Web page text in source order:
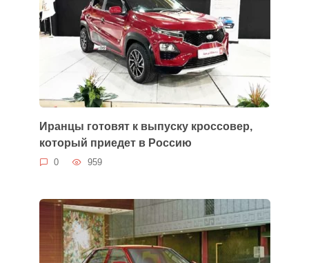
Иранцы готовят к выпуску кроссовер,
который приедет в Россию
0 959